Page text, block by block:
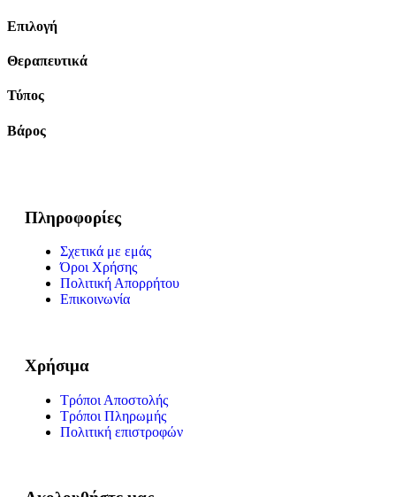
Επιλογή
Θεραπευτικά
Τύπος
Βάρος
Πληροφορίες
Σχετικά με εμάς
Όροι Χρήσης
Πολιτική Απορρήτου
Επικοινωνία
Χρήσιμα
Τρόποι Αποστολής
Τρόποι Πληρωμής
Πολιτική επιστροφών